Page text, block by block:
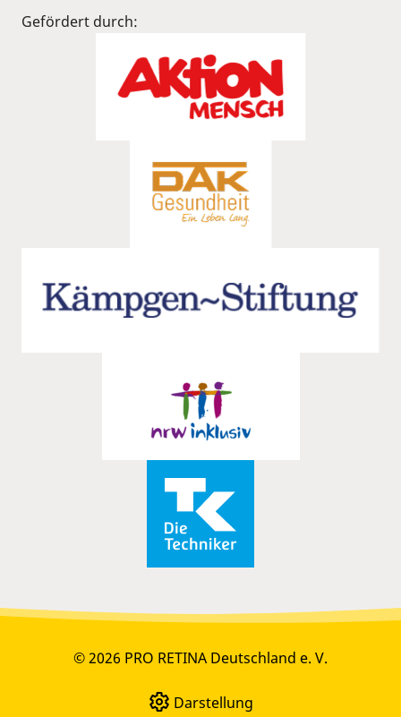
Gefördert durch:
© 2026 PRO RETINA Deutschland e. V.
Darstellung